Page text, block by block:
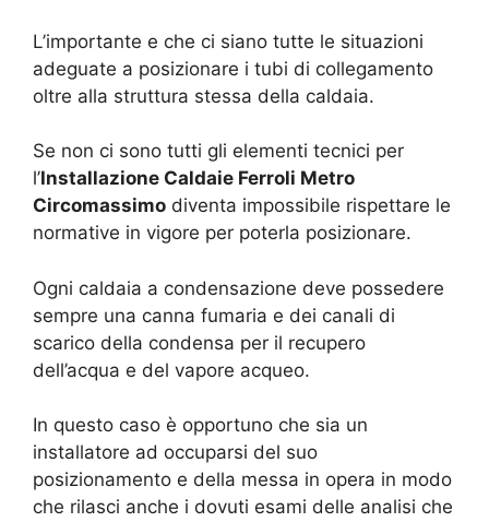
L’importante e che ci siano tutte le situazioni
adeguate a posizionare i tubi di collegamento
oltre alla struttura stessa della caldaia.
Se non ci sono tutti gli elementi tecnici per
l’Installazione Caldaie Ferroli Metro
Circomassimo diventa impossibile rispettare le
normative in vigore per poterla posizionare.
Ogni caldaia a condensazione deve possedere
sempre una canna fumaria e dei canali di
scarico della condensa per il recupero
dell’acqua e del vapore acqueo.
In questo caso è opportuno che sia un
installatore ad occuparsi del suo
posizionamento e della messa in opera in modo
che rilasci anche i dovuti esami delle analisi che